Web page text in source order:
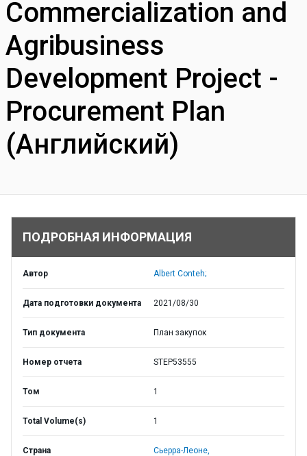
Commercialization and
Agribusiness
Development Project -
Procurement Plan
(Английский)
ПОДРОБНАЯ ИНФОРМАЦИЯ
Автор Albert Conteh;
Дата подготовки документа 2021/08/30
Тип документа План закупок
Номер отчета STEP53555
Том 1
Total Volume(s) 1
Страна Сьерра-Леоне,